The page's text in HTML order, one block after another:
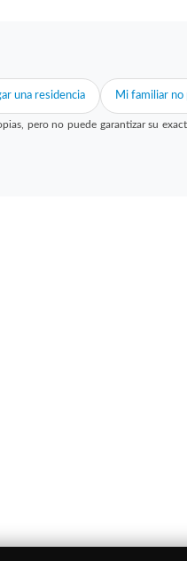
una residencia Mi familiar no
pero no puede garantizar su